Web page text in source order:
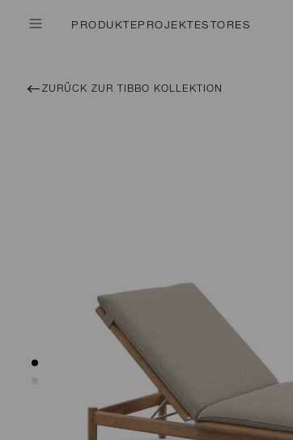
PRODUKTEPROJEKTESTORES
ZURÜCK ZUR TIBBO KOLLEKTION